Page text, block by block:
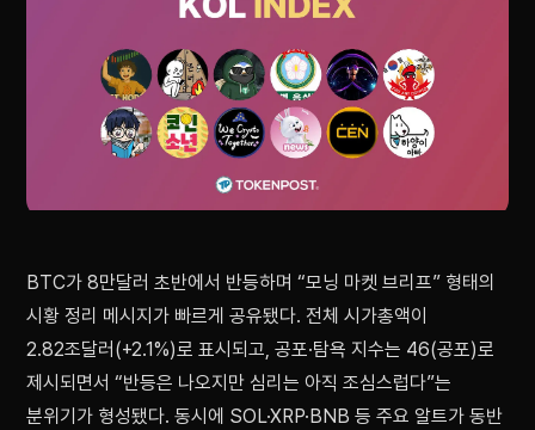
BTC가 8만달러 초반에서 반등하며 “모닝 마켓 브리프” 형태의
시황 정리 메시지가 빠르게 공유됐다. 전체 시가총액이
2.82조달러(+2.1%)로 표시되고, 공포·탐욕 지수는 46(공포)로
제시되면서 “반등은 나오지만 심리는 아직 조심스럽다”는
분위기가 형성됐다. 동시에 SOL·XRP·BNB 등 주요 알트가 동반